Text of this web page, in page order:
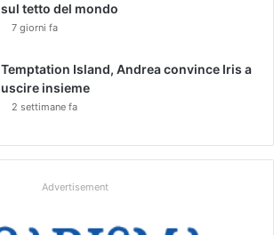
sul tetto del mondo
7 giorni fa
Temptation Island, Andrea convince Iris a
uscire insieme
2 settimane fa
Advertisement